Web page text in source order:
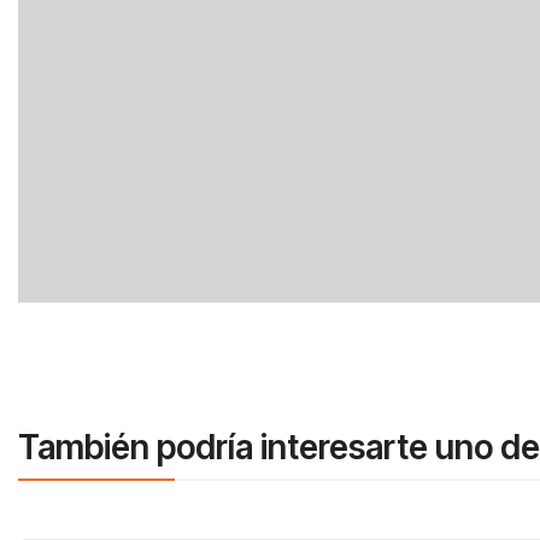
También podría interesarte uno